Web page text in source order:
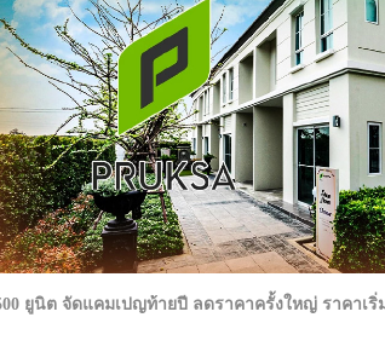
ยูนิต จัดแคมเปญท้ายปี ลดราคาครั้งใหญ่ ราคาเ